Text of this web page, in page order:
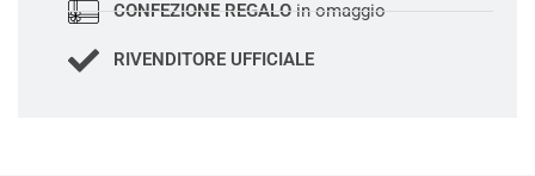
CONFEZIONE REGALOin omaggio
RIVENDITORE UFFICIALE